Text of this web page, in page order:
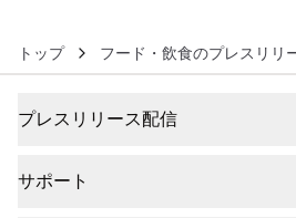
トップ フード・飲食のプレスリリ
プレスリリース配信
サポート